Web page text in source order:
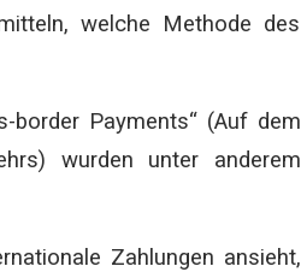
welche Methode des
border Payments“ (Auf dem
wurden unter anderem
Zahlungen ansieht,